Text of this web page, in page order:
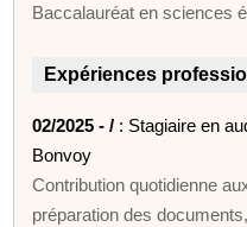
Baccalauréat en sciences
Expériences
02/2025 - / : Stagiaire en
Bonvoy
Contribution quotidienne
préparation des